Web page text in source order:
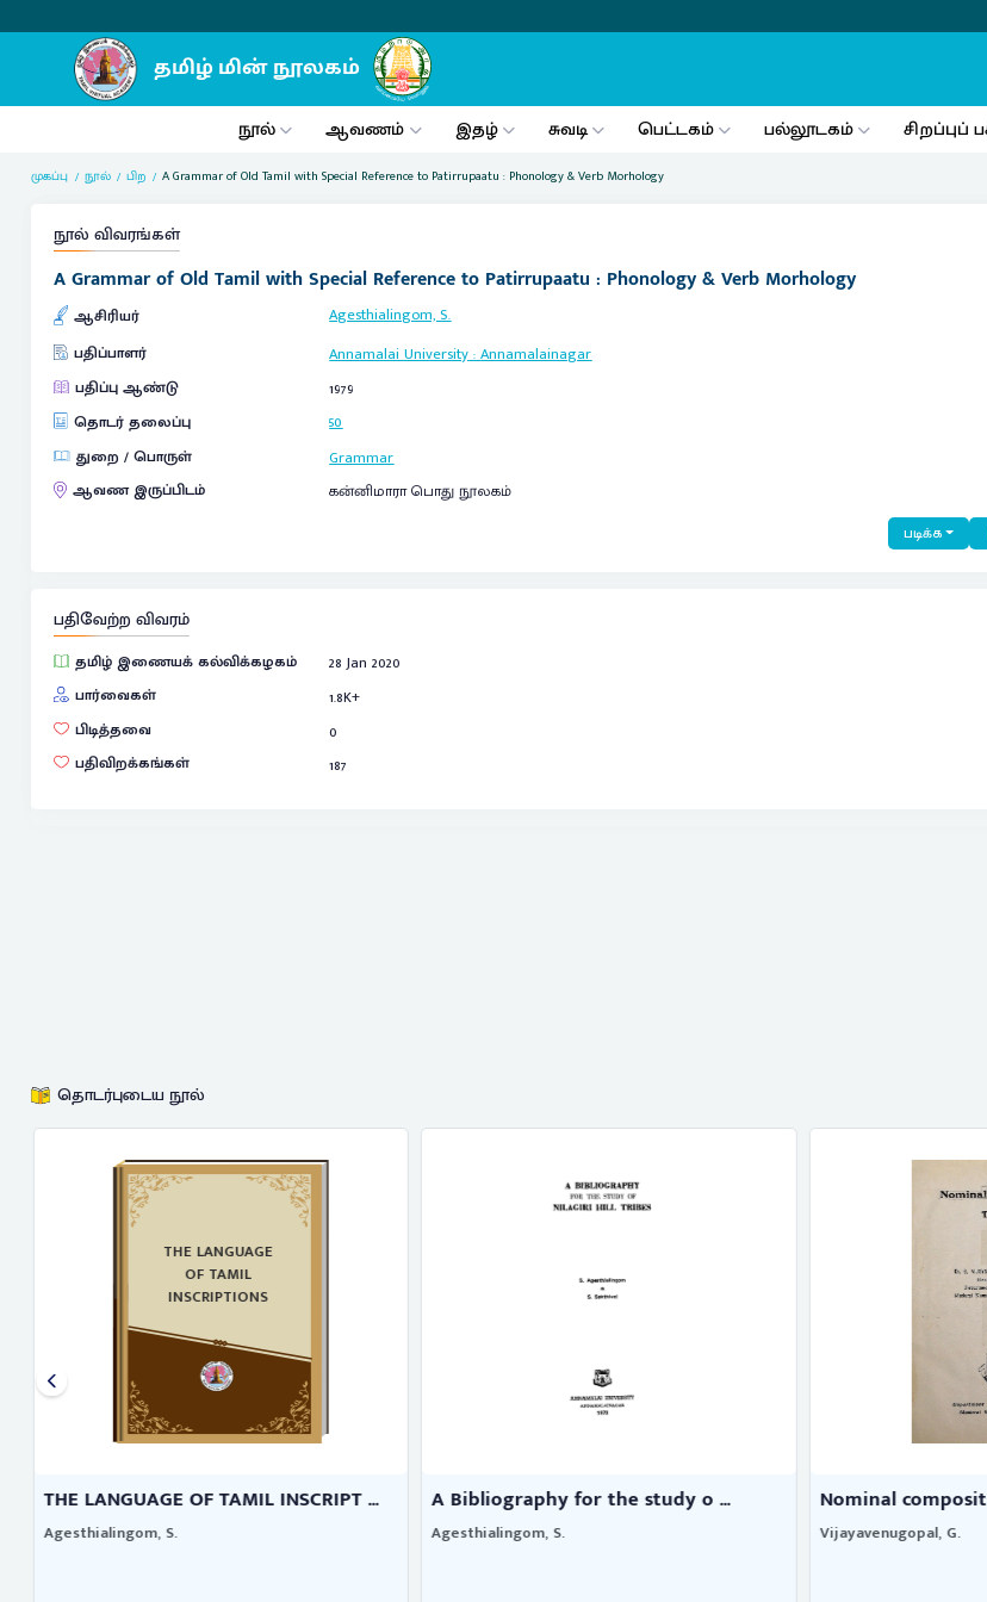
நூல் ஆவணம் இதழ் சுவடி பெட்டகம் பல்லூடகம் சிறப்புப்
முகப்பு நூல் பிற A Grammar of Old Tamil with Special Reference to Patirrupaatu : Phonology & Verb Morhology
நூல் விவரங்கள்
A Grammar of Old Tamil with Special Reference to Patirrupaatu : Phonology & Verb Morhology
ஆசிரியர்
Agesthialingom, S.
பதிப்பாளர்
Annamalai University:Annamalainagar
பதிப்பு ஆண்டு
1979
தொடர் தலைப்பு
50
துறை / பொருள்
Grammar
ஆவண இருப்பிடம்
கன்னிமாரா பொது நூலகம்
படிக்க
பதிவேற்ற விவரம்
தமிழ் இணையக் கல்விக்கழகம்
28 Jan 2020
பார்வைகள்
1.8K+
பிடித்தவை
0
பதிவிறக்கங்கள்
187
தொடர்புடைய நூல்
THE LANGUAGE
OF TAMIL
INSCRIPTIONS
THE LANGUAGE OF TAMIL INSCRIPT ...
Agesthialingom, S.
A Bibliography for the study o ...
Agesthialingom, S.
Nominal
Vijayavenugopal, G.